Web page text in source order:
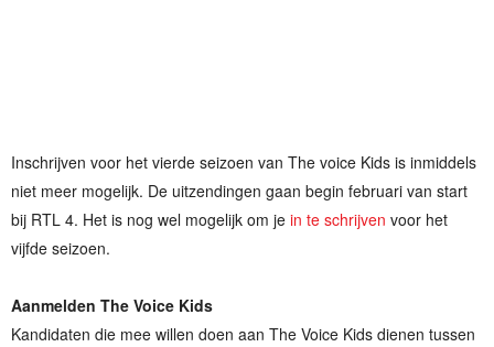
Inschrijven voor het vierde seizoen van The voice Kids is inmiddels
niet meer mogelijk. De uitzendingen gaan begin februari van start
bij RTL 4. Het is nog wel mogelijk om je in te schrijven voor het
vijfde seizoen.
Aanmelden The Voice Kids
Kandidaten die mee willen doen aan The Voice Kids dienen tussen